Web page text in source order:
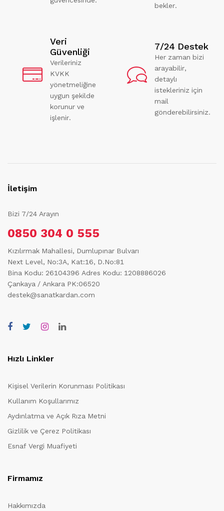
bekler.
Veri
Güvenliği
Verileriniz
KVKK
yönetmeliğine
uygun şekilde
korunur ve
işlenir.
7/24 Destek
Her zaman bizi
arayabilir,
detaylı
istekleriniz için
mail
gönderebilirsiniz.
İletişim
Bizi 7/24 Arayın
0850 304 0 555
Kızılırmak Mahallesi, Dumlupınar Bulvarı
Next Level, No:3A, Kat:16, D.No:81
Bina Kodu: 26104396 Adres Kodu: 1208886026
Çankaya / Ankara PK:06520
destek@sanatkardan.com
Hızlı Linkler
Kişisel Verilerin Korunması Politikası
Kullanım Koşullarımız
Aydınlatma ve Açık Rıza Metni
Gizlilik ve Çerez Politikası
Esnaf Vergi Muafiyeti
Firmamız
Hakkımızda